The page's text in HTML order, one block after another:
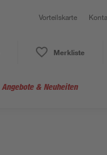
Vorteilskarte
Merkliste
Angebote & Neuheiten